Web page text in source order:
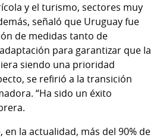
y el turismo, sectores muy
señaló que Uruguay fue
de medidas tanto de
para garantizar que la
siendo una prioridad
se refirió a la transición
“Ha sido un éxito
la actualidad, más del 90% de